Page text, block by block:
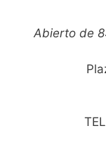
Abierto de